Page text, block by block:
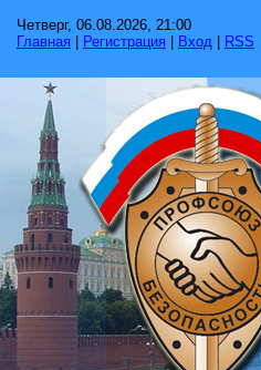
Четверг, 06.08.2026, 21:00
Главная
Регистрация Вход RSS